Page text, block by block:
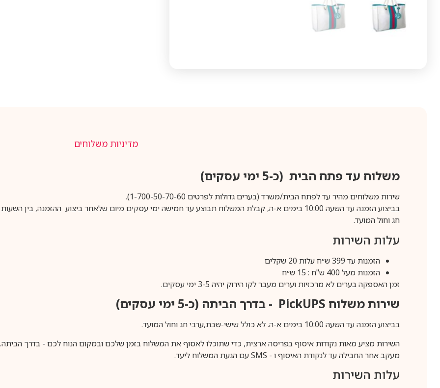
מדיניות משלוחים
משלוח עד פתח הבית (כ-5 ימי עסקים)
שירות משלוחים מהיר עד לפתח הבית/משרד (בערים גדולות לפרטים 1-700-50-70-60).
חג וחול המועד.
עלות השירות
הזמנות עד 399 ש״ח עלות 20 שקלים
הזמנות מעל 400 ש"ח : 15 ש״ח
זמן האספקה בערים לא מרכזיות וערים מעבר לקו הירוק יהיה 3-5 ימי עסקים.
שירות משלוח PickUPS - בדרך הביתה (כ-5 ימי עסקים)
בביצוע הזמנה עד השעה 10:00 בימים א-ה. לא כולל שישי-שבת,ערבי חג וחול המועד.
השירות מציע מאות נקודות איסוף בפריסה ארצית, כדי שתוכלו לאסוף את המשלוח בזמן שלכם ובמקום הנוח לכם - בדרך הביתה.
מעקב אחר החבילה עד לנקודת האיסוף ו - SMSעם הגעת המשלוח ליעד.
עלות השירות